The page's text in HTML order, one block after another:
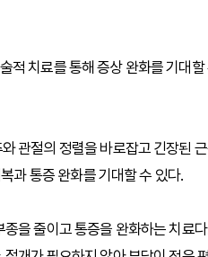
적 치료를 통해 증상 완화를 기대할
관절의 정렬을 바로잡고 긴장된
과 통증 완화를 기대할 수 있다.
을 줄이고 통증을 완화하는 치료